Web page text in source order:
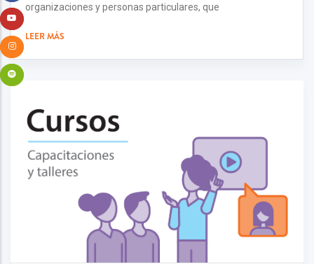
organizaciones y personas particulares, que
LEER MÁS